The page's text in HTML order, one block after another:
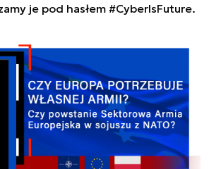
je pod hasłem #CyberIsFuture.